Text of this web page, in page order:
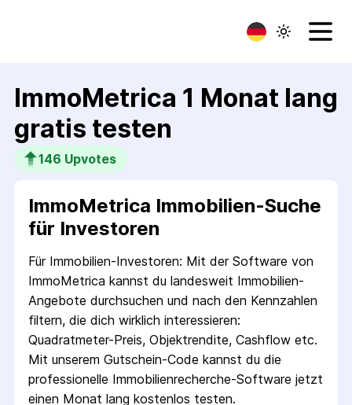
ImmoMetrica 1 Monat lang
gratis testen
146 Upvotes
ImmoMetrica Immobilien-Suche
für Investoren
Für Immobilien-Investoren: Mit der Software von
ImmoMetrica kannst du landesweit Immobilien-
Angebote durchsuchen und nach den Kennzahlen
filtern, die dich wirklich interessieren:
Quadratmeter-Preis, Objektrendite, Cashflow etc.
Mit unserem Gutschein-Code kannst du die
professionelle Immobilienrecherche-Software jetzt
einen Monat lang kostenlos testen.